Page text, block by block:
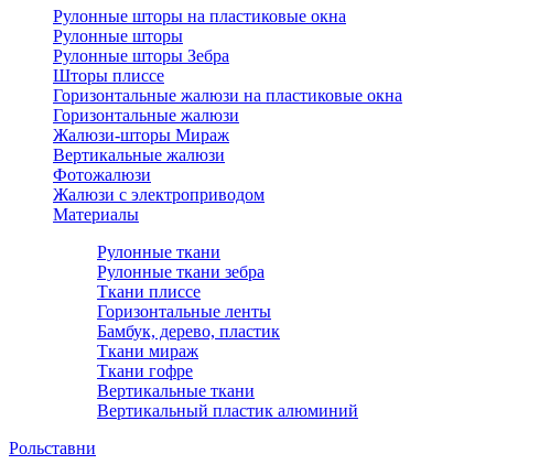
Рулонные шторы на пластиковые окна
Рулонные шторы
Рулонные шторы Зебра
Шторы плиссе
Горизонтальные жалюзи на пластиковые окна
Горизонтальные жалюзи
Жалюзи-шторы Мираж
Вертикальные жалюзи
Фотожалюзи
Жалюзи с электроприводом
Материалы
Рулонные ткани
Рулонные ткани зебра
Ткани плиссе
Горизонтальные ленты
Бамбук, дерево, пластик
Ткани мираж
Ткани гофре
Вертикальные ткани
Вертикальный пластик алюминий
Рольставни